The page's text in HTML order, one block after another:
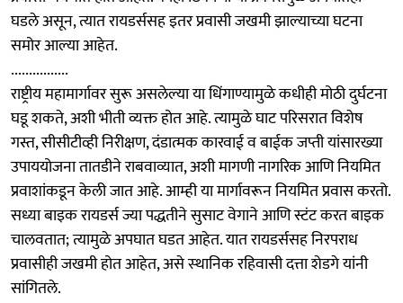
घडले असून, त्यात रायडर्ससह इतर प्रवासी जखमी झाल्याच्या घटना
समोर आल्या आहेत.
................
राष्ट्रीय महामार्गावर सुरू असलेल्या या धिंगाण्यामुळे कधीही मोठी दुर्घटना
घडू शकते, अशी भीती व्यक्त होत आहे. त्यामुळे घाट परिसरात विशेष
गस्त, सीसीटीव्ही निरीक्षण, दंडात्मक कारवाई व बाईक जप्ती यांसारख्या
उपाययोजना तातडीने राबवाव्यात, अशी मागणी नागरिक आणि नियमित
प्रवाशांकडून केली जात आहे. आम्ही या मार्गावरून नियमित प्रवास करतो.
सध्या बाइक रायडर्स ज्या पद्धतीने सुसाट वेगाने आणि स्टंट करत बाइक
चालवतात; त्यामुळे अपघात घडत आहेत. यात रायडर्ससह निरपराध
प्रवासीही जखमी होत आहेत, असे स्‍थानिक रहिवासी दत्ता शेडगे यांनी
सांगितले.